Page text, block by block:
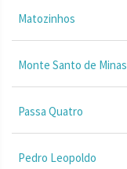
Matozinhos
Monte Santo de Minas
Passa Quatro
Pedro Leopoldo